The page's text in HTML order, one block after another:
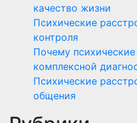
качество жизни
Психические
контроля
Почему
комплексной
Психические
общения